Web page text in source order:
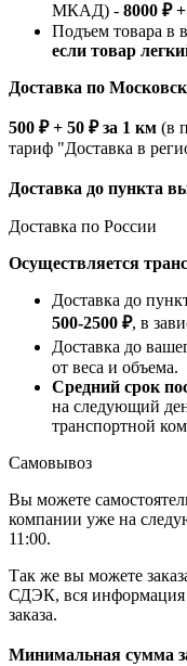
МКАД) - 8000 ₽
Подъем товара в
если товар
Доставка по
500 ₽ + 50 ₽ за 1 км (в
тариф "Доставка в
Доставка до пункта
Доставка по России
Осуществляется
Доставка до
500-2500 ₽, в
Доставка до
от веса и объема.
Средний срок
на следующий
транспортной
Самовывоз
Вы можете
компании уже на
11:00.
Так же вы можете
СДЭК, вся информация
заказа.
Минимальная сумма